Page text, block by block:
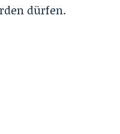
dürfen.